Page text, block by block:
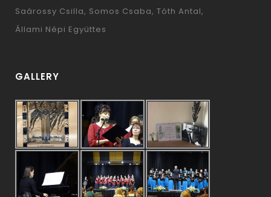
Saárossy Csilla Somos Csaba Tóth Antal
Állami Népi Együttes
GALLERY